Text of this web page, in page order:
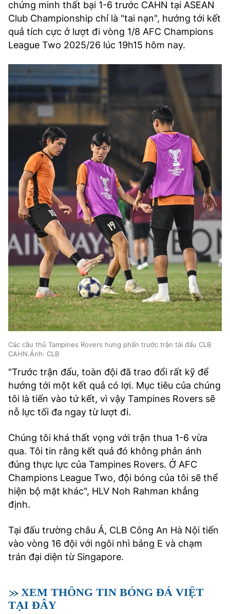
chứng minh thất bại 1-6 trước CAHN tại ASEAN
Club Championship chỉ là "tai nạn", hướng tới kết
quả tích cực ở lượt đi vòng 1/8 AFC Champions
League Two 2025/26 lúc 19h15 hôm nay.
Các cầu thủ Tampines Rovers hưng phấn trước trận tái đấu CLB
CAHN.Ảnh: CLB
"Trước trận đấu, toàn đội đã trao đổi rất kỹ để
hướng tới một kết quả có lợi. Mục tiêu của chúng
tôi là tiến vào tứ kết, vì vậy Tampines Rovers sẽ
nỗ lực tối đa ngay từ lượt đi.
Chúng tôi khá thất vọng với trận thua 1-6 vừa
qua. Tôi tin rằng kết quả đó không phản ánh
đúng thực lực của Tampines Rovers. Ở AFC
Champions League Two, đội bóng của tôi sẽ thể
hiện bộ mặt khác", HLV Noh Rahman khẳng
định.
Tại đấu trường châu Á, CLB Công An Hà Nội tiến
vào vòng 16 đội với ngôi nhì bảng E và chạm
trán đại diện từ Singapore.
XEM THÔNG TIN BÓNG ĐÁ VIỆT
TẠI ĐÂY